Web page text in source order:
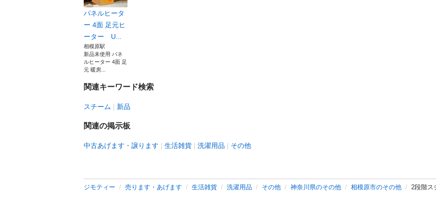
パネルヒータ
ー 4面 足元ヒ
ーター U...
相模原駅
新品未使用 パネ
ルヒーター 4面 足
元 暖房...
関連キーワード検索
スチーム 新品
関連の掲示板
中古あげます・譲ります 生活雑貨 洗濯用品 その他
ジモティー 売ります・あげます 生活雑貨 洗濯用品 その他 神奈川県のその他 相模原市のその他 2段階ス